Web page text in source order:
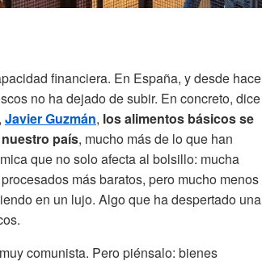
financiera. En España, y desde hace
no ha dejado de subir. En concreto, dice
Javier Guzmán, los alimentos básicos se
país, mucho más de lo que han
que no solo afecta al bolsillo: mucha
más baratos, pero mucho menos
en un lujo. Algo que ha despertado una
comunista. Pero piénsalo: bienes